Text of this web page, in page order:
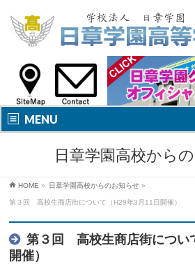
MENU
日章学園高校から
HOME » 日章学園高校からのお知らせ »
第３回 高校生商店街について（H29年3月11日開催）
第３回 高校生商店街につい
開催）